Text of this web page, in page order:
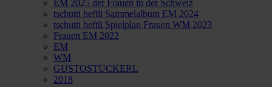
EM 2025 der Frauen in der Schweiz
tschutti heftli Sammelalbum EM 2024
tschutti heftli Spielplan Frauen WM 2023
Frauen EM 2022
EM
WM
GUSTOSTÜCKERL
2018